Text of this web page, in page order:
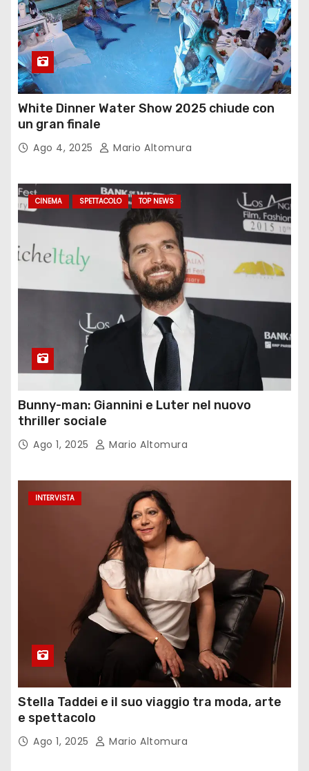
White Dinner Water Show 2025 chiude con
un gran finale
Ago 4, 2025 Mario Altomura
CINEMA SPETTACOLO TOP NEWS
Bunny-man: Giannini e Luter nel nuovo
thriller sociale
Ago 1, 2025 Mario Altomura
INTERVISTA
Stella Taddei e il suo viaggio tra moda, arte
e spettacolo
Ago 1, 2025 Mario Altomura